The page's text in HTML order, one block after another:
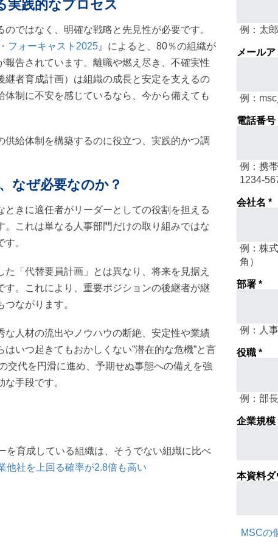
実践的なプロセス
ではなく、明確な戦略と先見性が必要です。
フォーキャスト2025 』によると、80％の組織が
告されています。離職や燃え尽き、不確実性
者育成計画）は組織の成長と安定を支えるの
制に不安を感じているなら、今から備えても
給体制を構築するのに役立つ、実践的かつ調
なぜ必要なのか？
きに適任者がリーダーとしての役割を担える
これは単なる人事部門だけの取り組みではな
。
「代替要員計画」とは異なり、将来を見据え
。これにより、重要ポジションの後継者が継
ながります。
人材の流出やノウハウの断絶、安定性や業績
いつ起きてもおかしくない”潜在的な危機”と言
交代を円滑に進め、予期せぬ事態への備えを強
手段です。
を育成している組織は、そうでない組織に比べ
他社を上回る確率が2.8倍も高い
例：太
メール
例：
電話番号
例：携
1234-
会社名 *
例：株
角）
部署 *
例：人
役職 *
例：部
企業規模
本資料ダ
MSCの